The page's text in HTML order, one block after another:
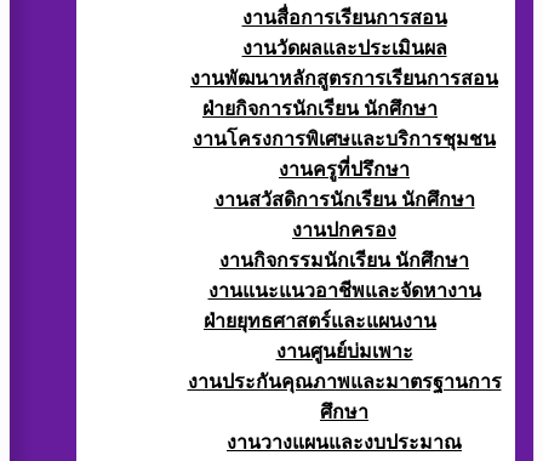
งานสื่อการเรียนการสอน
งานวัดผลและประเมินผล
งานพัฒนาหลักสูตรการเรียนการสอน
ฝ่ายกิจการนักเรียน นักศึกษา
งานโครงการพิเศษและบริการชุมชน
งานครูที่ปรึกษา
งานสวัสดิการนักเรียน นักศึกษา
งานปกครอง
งานกิจกรรมนักเรียน นักศึกษา
งานแนะแนวอาชีพและจัดหางาน
ฝ่ายยุทธศาสตร์และแผนงาน
งานศูนย์บ่มเพาะ
งานประกันคุณภาพและมาตรฐานการ
ศึกษา
งานวางแผนและงบประมาณ